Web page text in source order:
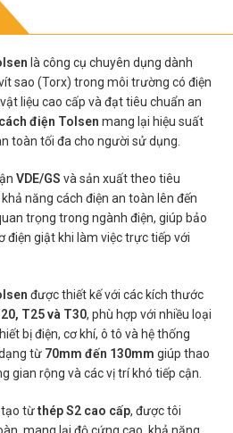
là công cụ chuyên dụng dành
sao (Torx) trong môi trường có điện
liệu cao cấp và đạt tiêu chuẩn an
điện Tolsen mang lại hiệu suất
toàn tối đa cho người sử dụng.
VDE/GS và sản xuất theo tiêu
năng cách điện an toàn lên đến
trọng trong ngành điện, giúp bảo
điện giật khi làm việc trực tiếp với
được thiết kế với các kích thước
T25 và T30, phù hợp với nhiều loại
bị điện, cơ khí, ô tô và hệ thống
từ 70mm đến 130mm giúp thao
gian rộng và các vị trí khó tiếp cận.
tạo từthép S2 cao cấp, được tôi